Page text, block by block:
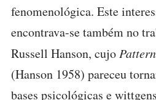
fenomenológica. Este
encontrava-se também no
Russell Hanson, cujo
(Hanson 1958) pareceu
bases psicológicas e